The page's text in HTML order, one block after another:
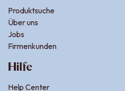
Produktsuche
Über uns
Jobs
Firmenkunden
Hilfe
Help Center